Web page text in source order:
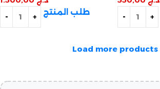
طلب المنتج
Load more products